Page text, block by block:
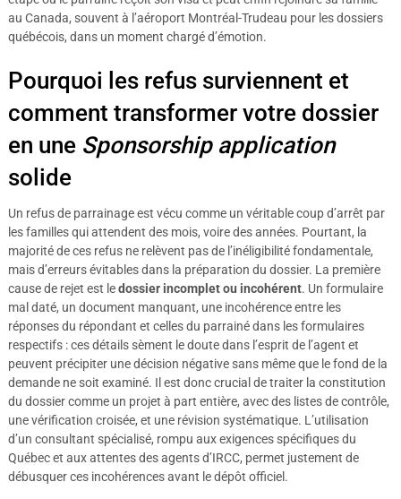
au Canada, souvent à l’aéroport Montréal-Trudeau pour les dossiers
québécois, dans un moment chargé d’émotion.
Pourquoi les refus surviennent et
comment transformer votre dossier
en une Sponsorship application
solide
Un refus de parrainage est vécu comme un véritable coup d’arrêt par
les familles qui attendent des mois, voire des années. Pourtant, la
majorité de ces refus ne relèvent pas de l’inéligibilité fondamentale,
mais d’erreurs évitables dans la préparation du dossier. La première
cause de rejet est ledossier incomplet ou incohérent. Un formulaire
mal daté, un document manquant, une incohérence entre les
réponses du répondant et celles du parrainé dans les formulaires
respectifs : ces détails sèment le doute dans l’esprit de l’agent et
peuvent précipiter une décision négative sans même que le fond de la
demande ne soit examiné. Il est donc crucial de traiter la constitution
du dossier comme un projet à part entière, avec des listes de contrôle,
une vérification croisée, et une révision systématique. L’utilisation
d’un consultant spécialisé, rompu aux exigences spécifiques du
Québec et aux attentes des agents d’IRCC, permet justement de
débusquer ces incohérences avant le dépôt officiel.